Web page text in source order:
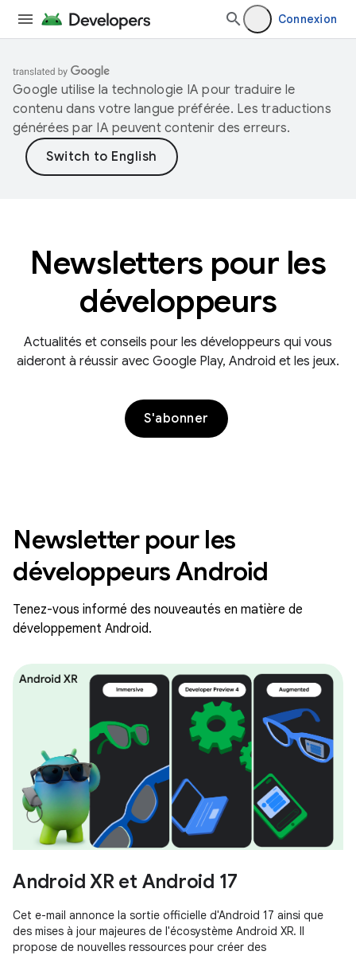
Connexion
Google utilise la technologie IA pour traduire le
contenu dans votre langue préférée. Les traductions
générées par IA peuvent contenir des erreurs.
Newsletters pour les
développeurs
Actualités et conseils pour les développeurs qui vous
aideront à réussir avec Google Play, Android et les jeux.
S'abonner
Newsletter pour les
développeurs Android
Tenez-vous informé des nouveautés en matière de
développement Android.
Android XR et Android 17
Cet e-mail annonce la sortie officielle d'Android 17 ainsi que
des mises à jour majeures de l'écosystème Android XR. Il
propose de nouvelles ressources pour créer des